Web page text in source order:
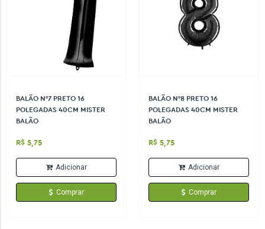
BALÃO N°7 PRETO 16
POLEGADAS 40CM MISTER
BALÃO
R$ 5,75
Adicionar
Comprar
BALÃO N°8 PRETO 16
POLEGADAS 40CM MISTER
BALÃO
R$ 5,75
Adicionar
Comprar